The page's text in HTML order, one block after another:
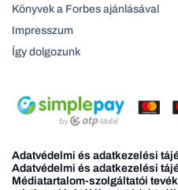
Könyvek a Forbes ajánlásával
Impresszum
Így dolgozunk
Adatvédelmi és adatkezelési
Adatvédelmi és adatkezelési
Médiatartalom-szolgáltatói